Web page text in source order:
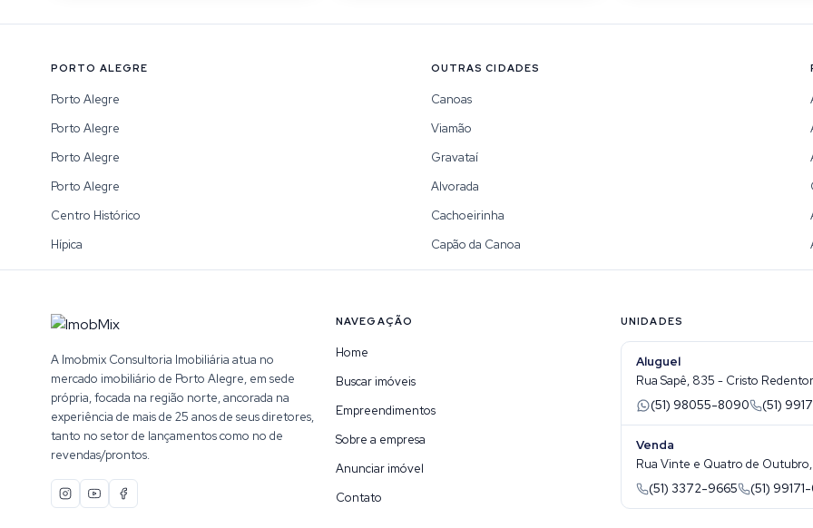
PORTO ALEGRE
Porto Alegre
Porto Alegre
Porto Alegre
Porto Alegre
Centro Histórico
Hípica
OUTRAS CIDADES
Canoas
Viamão
Gravataí
Alvorada
Cachoeirinha
Capão da Canoa
A Imobmix Consultoria Imobiliária atua no
mercado imobiliário de Porto Alegre, em sede
própria, focada na região norte, ancorada na
experiência de mais de 25 anos de seus diretores,
tanto no setor de lançamentos como no de
revendas/prontos.
NAVEGAÇÃO
Home
Buscar imóveis
Empreendimentos
Sobre a empresa
Anunciar imóvel
Contato
UNIDADES
Aluguel
Rua Sapê, 835 - Cristo
(51) 98055-8090
(51)
Venda
Rua Vinte e Quatro de Outubro,
(51) 3372-9665
(51) 99171-